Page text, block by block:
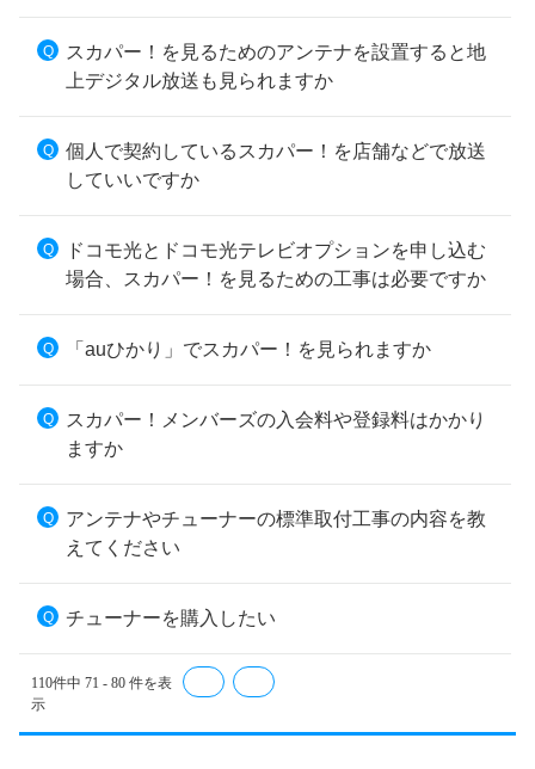
スカパー！を見るためのアンテナを設置すると地
上デジタル放送も見られますか
個人で契約しているスカパー！を店舗などで放送
していいですか
ドコモ光とドコモ光テレビオプションを申し込む
場合、スカパー！を見るための工事は必要ですか
「auひかり」でスカパー！を見られますか
スカパー！メンバーズの入会料や登録料はかかり
ますか
アンテナやチューナーの標準取付工事の内容を教
えてください
チューナーを購入したい
110件中 71 - 80 件を表
示